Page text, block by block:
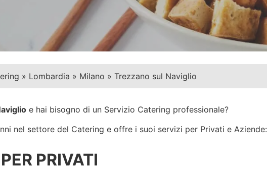
» Lombardia » Milano » Trezzano sul Naviglio
e hai bisogno di un Servizio Catering professionale?
nel settore del Catering e offre i suoi servizi per Privati e Aziende:
PRIVATI